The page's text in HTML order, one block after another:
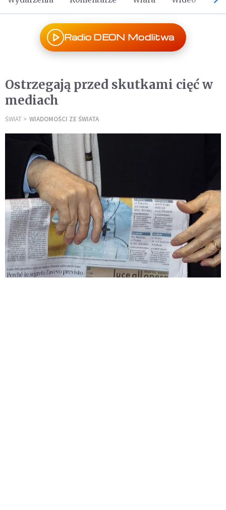
Radio DEON Modlitwa
Ostrzegają przed skutkami cięć w
mediach
ŚWIAT WIADOMOŚCI ZE ŚWIATA